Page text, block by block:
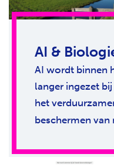
AI &
AI wordt binnen
langer ingezet
het
beschermen van